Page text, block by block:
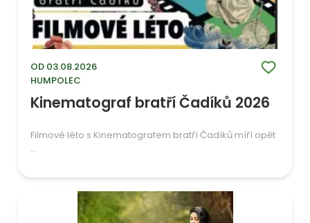
OD 03.08.2026
HUMPOLEC
Kinematograf bratří Čadíků 2026
Filmové léto s Kinematografem bratří Čadíků míří opět
...